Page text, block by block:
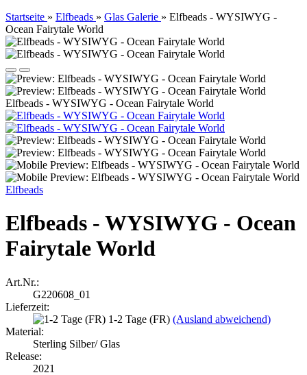
Startseite » Elfbeads » Glas Galerie » Elfbeads - WYSIWYG -
Ocean Fairytale World
Elfbeads - WYSIWYG - Ocean Fairytale World
Elfbeads
Elfbeads - WYSIWYG - Ocean
Fairytale World
Art.Nr.:
G220608_01
Lieferzeit:
1-2 Tage (FR) (Ausland abweichend)
Material:
Sterling Silber/ Glas
Release:
2021